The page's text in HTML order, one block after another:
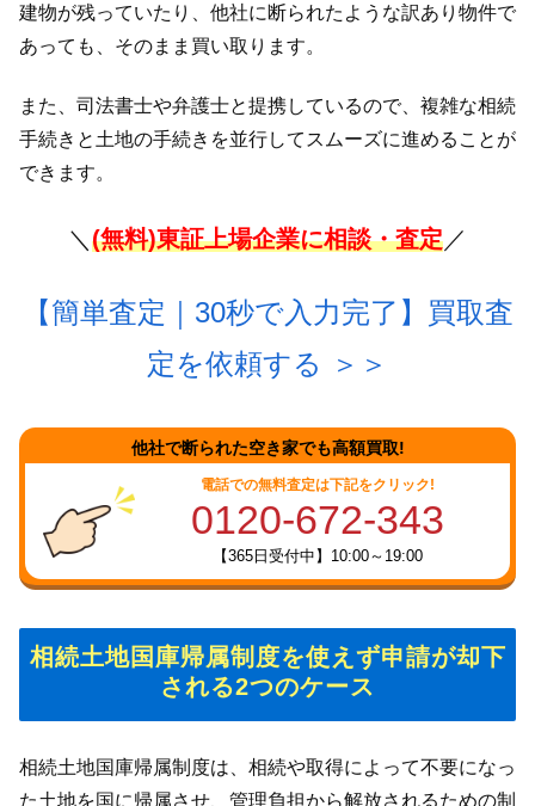
建物が残っていたり、他社に断られたような訳あり物件で
あっても、そのまま買い取ります。
また、司法書士や弁護士と提携しているので、複雑な相続
手続きと土地の手続きを並行してスムーズに進めることが
できます。
＼ (無料)東証上場企業に相談・査定／
【簡単査定｜30秒で入力完了】買取査
定を依頼する
＞＞
他社で断られた空き家でも高額買取!
電話での無料査定は下記をクリック!
0120-672-343
【365日受付中】10:00～19:00
相続土地国庫帰属制度を使えず申請が却下
される2つのケース
相続土地国庫帰属制度は、相続や取得によって不要になっ
た土地を国に帰属させ、管理負担から解放されるための制